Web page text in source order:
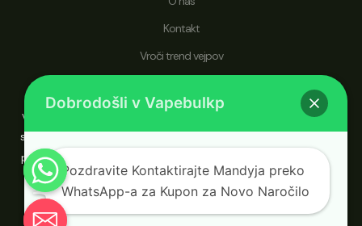
Kontakt
Vroči trend vejpov
vapebulkp.com je specializiran za vape peresa za enkratno uporabo, ki
so namenjena svetovnemu občinstvu, ki išče trgovca na debelo, ki daje
prednost bolj zdravemu življenjskemu slogu in izboljšani izkušnji vapinga.
Dobrodošli v Vapebulkp
Pozdravite Kontaktirajte Mandyja preko
WhatsApp-a za Kupon za Novo Naročilo